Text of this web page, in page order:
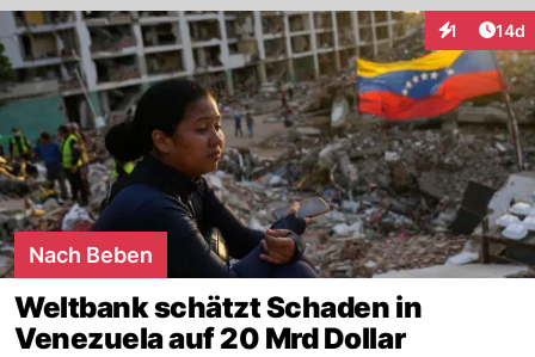
1 14d
Nach Beben
Weltbank schätzt Schaden in
Venezuela auf 20 Mrd Dollar